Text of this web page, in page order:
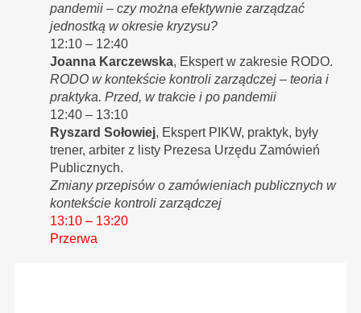
pandemii – czy można efektywnie zarządzać
jednostką w okresie kryzysu?
12:10 – 12:40
Joanna Karczewska, Ekspert w zakresie RODO.
RODO w kontekście kontroli zarządczej – teoria i
praktyka. Przed, w trakcie i po pandemii
12:40 – 13:10
Ryszard Sołowiej, Ekspert PIKW, praktyk, były
trener, arbiter z listy Prezesa Urzędu Zamówień
Publicznych.
Zmiany przepisów o zamówieniach publicznych w
kontekście kontroli zarządczej
13:10 – 13:20
Przerwa